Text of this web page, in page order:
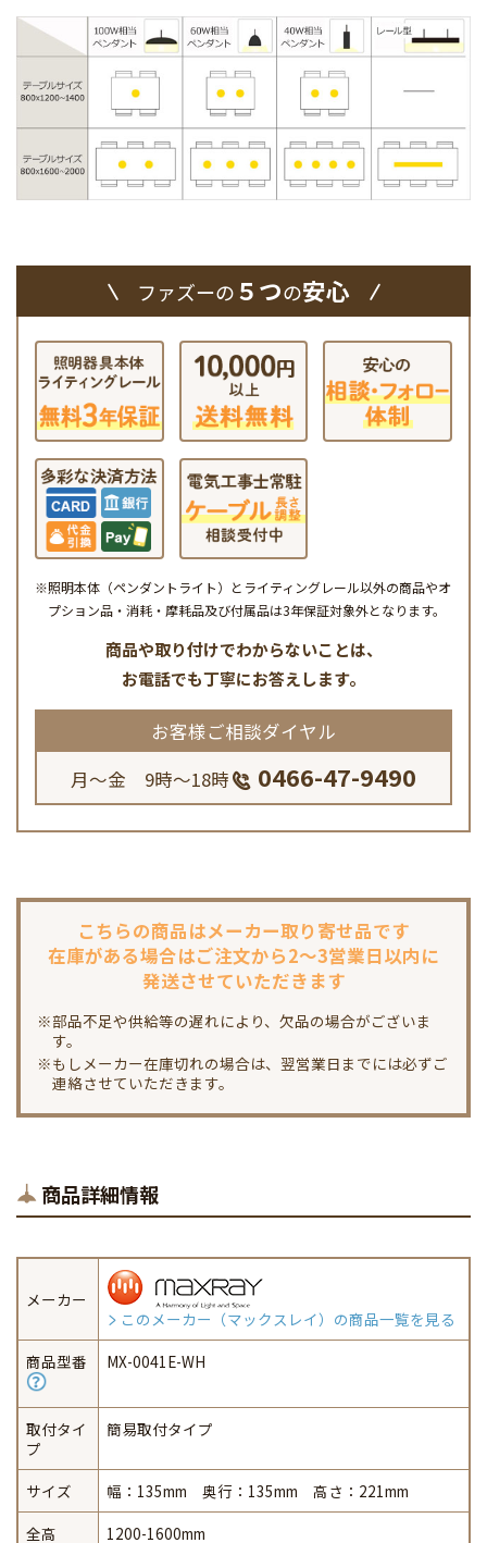
ファズーの５つの安心
※照明本体（ペンダントライト）とライティングレール以外の商品やオ
プション品・消耗・摩耗品及び付属品は3年保証対象外となります。
商品や取り付けでわからないことは、
お電話でも丁寧にお答えします。
お客様ご相談ダイヤル
月～金 9時～18時
0466-47-9490
こちらの商品はメーカー取り寄せ品です
在庫がある場合はご注文から2～3営業日以内に
発送させていただきます
※部品不足や供給等の遅れにより、欠品の場合がございま
す。
※もしメーカー在庫切れの場合は、翌営業日までには必ずご
連絡させていただきます。
商品詳細情報
メーカー
このメーカー（マックスレイ）の商品一覧を見る
商品型番
MX-0041E-WH
取付タイ
プ
簡易取付タイプ
サイズ
幅：135mm 奥行：135mm 高さ：221mm
全高
1200-1600mm